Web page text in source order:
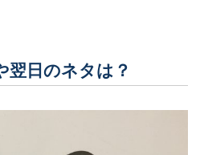
翌日のネタは？